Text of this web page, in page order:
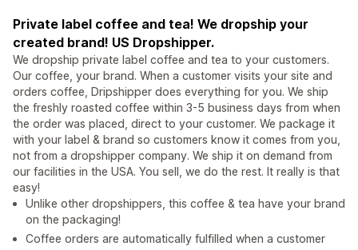
Private label coffee and tea! We dropship your
created brand! US Dropshipper.
We dropship private label coffee and tea to your customers.
Our coffee, your brand. When a customer visits your site and
orders coffee, Dripshipper does everything for you. We ship
the freshly roasted coffee within 3-5 business days from when
the order was placed, direct to your customer. We package it
with your label & brand so customers know it comes from you,
not from a dropshipper company. We ship it on demand from
our facilities in the USA. You sell, we do the rest. It really is that
easy!
Unlike other dropshippers, this coffee & tea have your brand
on the packaging!
Coffee orders are automatically fulfilled when a customer